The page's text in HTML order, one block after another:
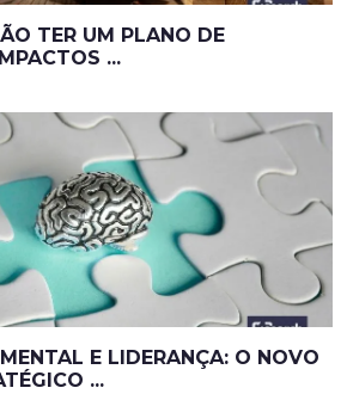
TER UM PLANO DE
...
E LIDERANÇA: O NOVO
...